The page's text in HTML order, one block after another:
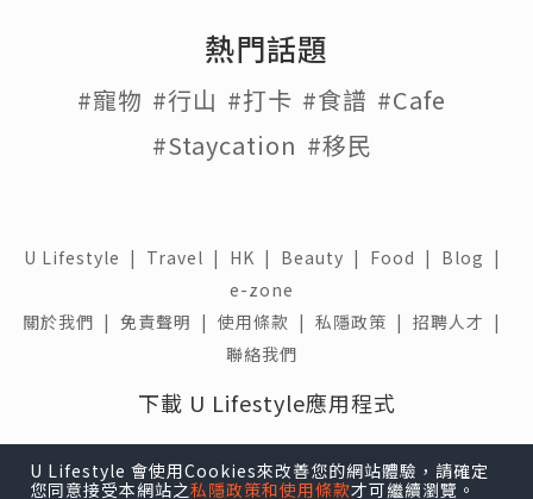
熱門話題
#寵物 #行山 #打卡 #食譜 #Cafe
#Staycation #移民
U Lifestyle | Travel | HK | Beauty | Food | Blog |
e-zone
關於我們 | 免責聲明 | 使用條款 | 私隱政策 | 招聘人才 |
聯絡我們
下載 U Lifestyle應用程式
U Lifestyle 會使用Cookies來改善您的網站體驗，請確定
您同意接受本網站之私隱政策和使用條款才可繼續瀏覽。